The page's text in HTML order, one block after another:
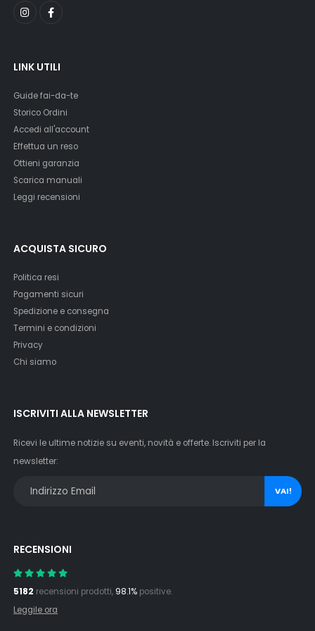
Massima sul mercato.
LINK UTILI
Guide fai-da-te
Storico Ordini
Accedi all'account
Effettua un reso
Ottieni garanzia
Scarica manuali
Leggi recensioni
ACQUISTA SICURO
Politica resi
Pagamenti sicuri
Spedizione e consegna
Termini e condizioni
Privacy
Chi siamo
ISCRIVITI ALLA NEWSLETTER
Ricevi le ultime notizie su eventi, novità e offerte. Iscriviti per la
newsletter:
VAI!
RECENSIONI
5182 recensioni prodotti, 98.1% positive.
Leggile ora